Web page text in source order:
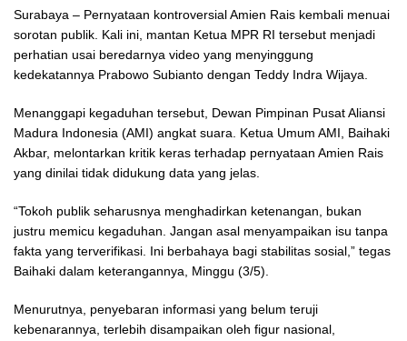
Surabaya – Pernyataan kontroversial Amien Rais kembali menuai
sorotan publik. Kali ini, mantan Ketua MPR RI tersebut menjadi
perhatian usai beredarnya video yang menyinggung
kedekatannya Prabowo Subianto dengan Teddy Indra Wijaya.
Menanggapi kegaduhan tersebut, Dewan Pimpinan Pusat Aliansi
Madura Indonesia (AMI) angkat suara. Ketua Umum AMI, Baihaki
Akbar, melontarkan kritik keras terhadap pernyataan Amien Rais
yang dinilai tidak didukung data yang jelas.
“Tokoh publik seharusnya menghadirkan ketenangan, bukan
justru memicu kegaduhan. Jangan asal menyampaikan isu tanpa
fakta yang terverifikasi. Ini berbahaya bagi stabilitas sosial,” tegas
Baihaki dalam keterangannya, Minggu (3/5).
Menurutnya, penyebaran informasi yang belum teruji
kebenarannya, terlebih disampaikan oleh figur nasional,